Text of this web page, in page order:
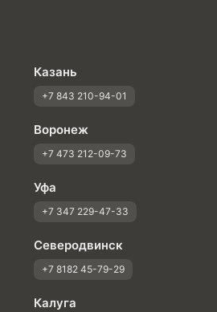
Казань
+7 843 210-94-01
Воронеж
+7 473 212-09-73
Уфа
+7 347 229-47-33
Северодвинск
+7 8182 45-79-29
Калуга